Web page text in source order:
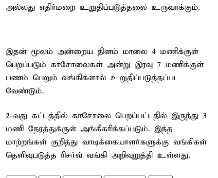
அல்லது எதிர்மறை உறுதிப்படுத்தலை உருவாக்கும்.
இதன் மூலம் அன்றைய தினம் மாலை 4 மணிக்குள்
பெறப்படும் காசோலைகள் அன்று இரவு 7 மணிக்குள்
பணம் பெறும் வங்கிகளால் உறுதிப்படுத்தப்பட
வேண்டும்.
2-வது கட்டத்தில் காசோலை பெறப்பட்டதில் இருந்து 3
மணி நேரத்துக்குள் அங்கீகரிக்கப்படும். இந்த
மாற்றங்கள் குறித்து வாடிக்கையாளர்களுக்கு வங்கிகள்
தெளிவுபடுத்த ரிசர்வ் வங்கி அறிவுறுத்தி உள்ளது.